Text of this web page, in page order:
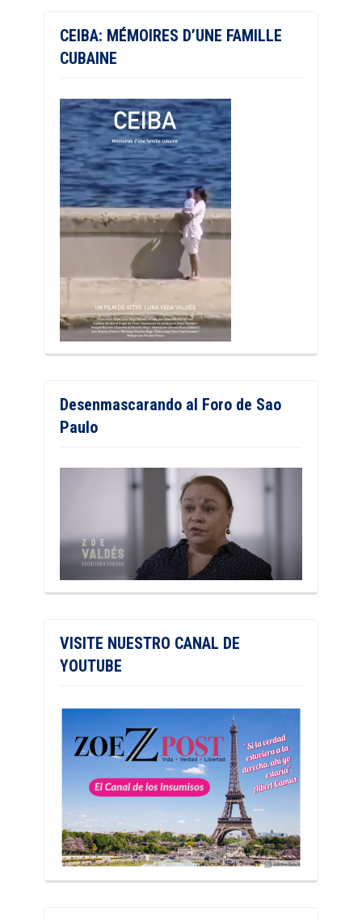
CEIBA: MÉMOIRES D’UNE FAMILLE
CUBAINE
Desenmascarando al Foro de Sao
Paulo
VISITE NUESTRO CANAL DE
YOUTUBE